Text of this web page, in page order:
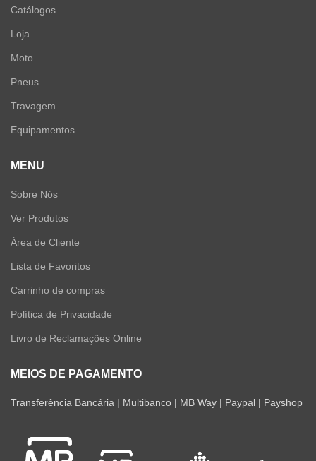
Catálogos
Loja
Moto
Pneus
Travagem
Equipamentos
MENU
Sobre Nós
Ver Produtos
Área de Cliente
Lista de Favoritos
Carrinho de compras
Política de Privacidade
Livro de Reclamações Online
MEIOS DE PAGAMENTO
Transferência Bancária | Multibanco | MB Way | Paypal | Payshop